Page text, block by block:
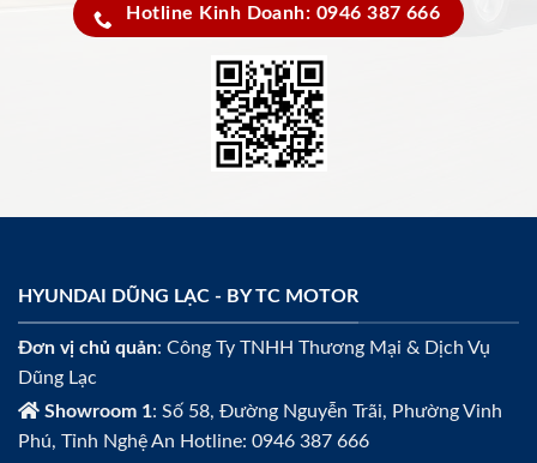
Hotline Kinh Doanh: 0946 387 666
HYUNDAI DŨNG LẠC - BY TC MOTOR
Đơn vị chủ quản: Công Ty TNHH Thương Mại & Dịch Vụ
Dũng Lạc
Showroom 1: Số 58, Đường Nguyễn Trãi, Phường Vinh
Phú, Tỉnh Nghệ An Hotline: 0946 387 666